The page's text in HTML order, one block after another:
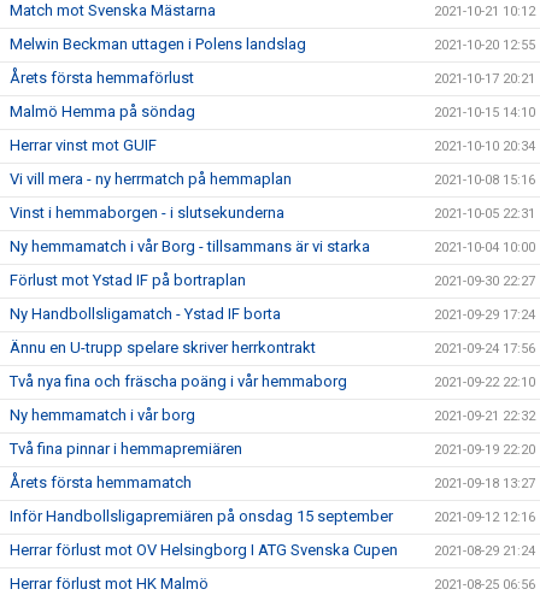
Match mot Svenska Mästarna 2021-10-21 10:12
Melwin Beckman uttagen i Polens landslag 2021-10-20 12:55
Årets första hemmaförlust 2021-10-17 20:21
Malmö Hemma på söndag 2021-10-15 14:10
Herrar vinst mot GUIF 2021-10-10 20:34
Vi vill mera - ny herrmatch på hemmaplan 2021-10-08 15:16
Vinst i hemmaborgen - i slutsekunderna 2021-10-05 22:31
Ny hemmamatch i vår Borg - tillsammans är vi starka 2021-10-04 10:00
Förlust mot Ystad IF på bortraplan 2021-09-30 22:27
Ny Handbollsligamatch - Ystad IF borta 2021-09-29 17:24
Ännu en U-trupp spelare skriver herrkontrakt 2021-09-24 17:56
Två nya fina och fräscha poäng i vår hemmaborg 2021-09-22 22:10
Ny hemmamatch i vår borg 2021-09-21 22:32
Två fina pinnar i hemmapremiären 2021-09-19 22:20
Årets första hemmamatch 2021-09-18 13:27
Inför Handbollsligapremiären på onsdag 15 september 2021-09-12 12:16
Herrar förlust mot OV Helsingborg I ATG Svenska Cupen 2021-08-29 21:24
Herrar förlust mot HK Malmö 2021-08-25 06:56